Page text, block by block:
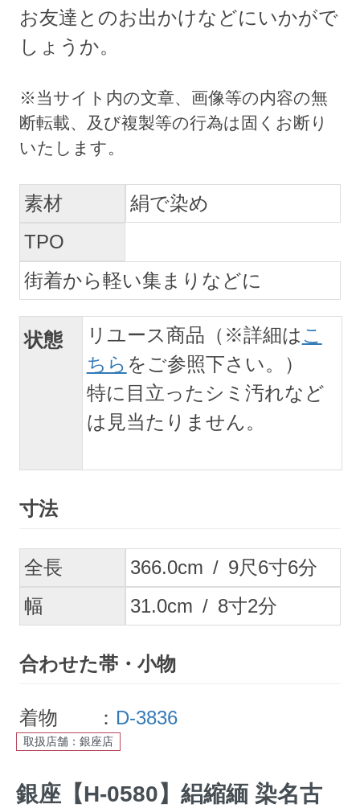
お友達とのお出かけなどにいかがで
しょうか。
素材
絹で染め
TPO
街着から軽い集まりなどに
状態 リユース商品（※詳細は こ
ちら をご参照下さい。）
特に目立ったシミ汚れなど
は見当たりません。
寸法
全長 366.0cm / 9尺6寸6分
幅
31.0cm / 8寸2分
合わせた帯・小物
着物 ： D-3836
取扱店舗：銀座店
銀座【H-0580】絽縮緬 染名古